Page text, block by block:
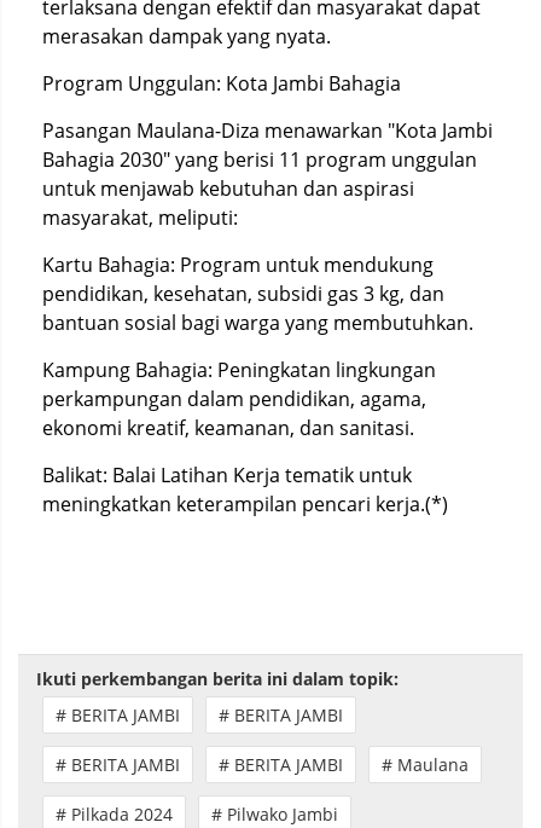
terlaksana dengan efektif dan masyarakat dapat
merasakan dampak yang nyata.
Program Unggulan: Kota Jambi Bahagia
Pasangan Maulana-Diza menawarkan "Kota Jambi
Bahagia 2030" yang berisi 11 program unggulan
untuk menjawab kebutuhan dan aspirasi
masyarakat, meliputi:
Kartu Bahagia: Program untuk mendukung
pendidikan, kesehatan, subsidi gas 3 kg, dan
bantuan sosial bagi warga yang membutuhkan.
Kampung Bahagia: Peningkatan lingkungan
perkampungan dalam pendidikan, agama,
ekonomi kreatif, keamanan, dan sanitasi.
Balikat: Balai Latihan Kerja tematik untuk
meningkatkan keterampilan pencari kerja.(*)
Ikuti perkembangan berita ini dalam topik:
# BERITA JAMBI
# BERITA JAMBI
# BERITA JAMBI # BERITA JAMBI # Maulana
# Pilkada 2024 # Pilwako Jambi